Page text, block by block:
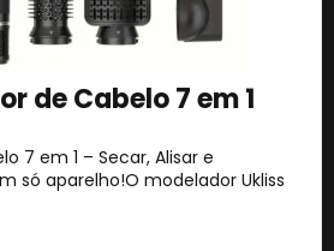
de Cabelo 7 em 1
7 em 1 – Secar, Alisar e
só aparelho!O modelador Ukliss